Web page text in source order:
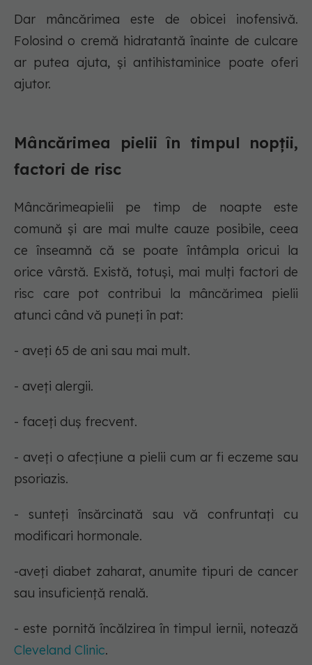
Dar mâncărimea este de obicei inofensivă.
Folosind o cremă hidratantă înainte de culcare
ar putea ajuta, și antihistaminice poate oferi
ajutor.
Mâncărimea pielii în timpul nopții,
factori de risc
Mâncărimeapielii pe timp de noapte este
comună și are mai multe cauze posibile, ceea
ce înseamnă că se poate întâmpla oricui la
orice vârstă. Există, totuși, mai mulți factori de
risc care pot contribui la mâncărimea pielii
atunci când vă puneți în pat:
- aveți 65 de ani sau mai mult.
- aveți alergii.
- faceți duș frecvent.
- aveți o afecțiune a pielii cum ar fi eczeme sau
psoriazis.
- sunteți însărcinată sau vă confruntați cu
modificari hormonale.
-aveți diabet zaharat, anumite tipuri de cancer
sau insuficiență renală.
- este pornită încălzirea în timpul iernii, notează
Cleveland Clinic.